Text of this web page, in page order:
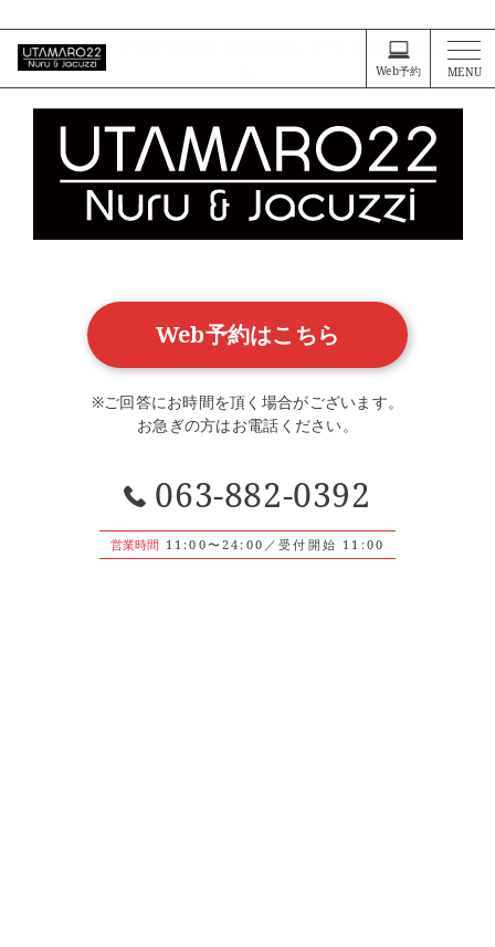
Web予約 MENU
タイ・バンコクが大好きなお客様にプライスレスな体験
Web予約はこちら
※ご回答にお時間を頂く場合がございます。
お急ぎの方はお電話ください。
063-882-0392
営業時間 11:00〜24:00／受付開始 11:00